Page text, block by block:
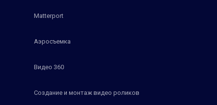
Matterport
Аэросъемка
Видео 360
Создание и монтаж видео роликов